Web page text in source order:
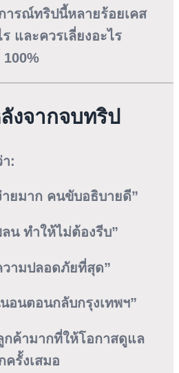
ารณ์ทริปนี้หลายร้อยเคส
และควรเลี่ยงอะไร
100%
งจากจบทริป
:
ายมาก คนขับอธิบายดี”
ลน ทำให้ไม่ต้องรีบ”
วามปลอดภัยที่สุด”
อนตอนกลับกรุงเทพฯ”
ค้ามากที่ให้โอกาสดูแล
ครั้งเสมอ